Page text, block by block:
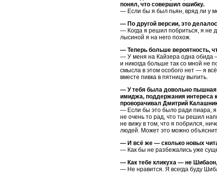
понял, что совершил ошибку.
— Если бы я был пьян, вряд ли у
— По другой версии, это
— Когда я решил побриться, я не
лысиной я на него похож.
— Теперь больше вероятность,
— У меня на Кайзера одна обида —
и никогда больше так со мной не
смысла в этом особого нет — я
вместе пивка в пятницу выпить.
— У тебя была довольно пышная
имиджа, поддержания интереса
проворачивал Дмитрий
— Если бы это было ради пиара, я
не очень то рад, что ты решил
не вижу в том, что я побрился,
людей. Может это можно
— И всё же — сколько новых
— Как бы не разбежались уже
— Как тебе кликуха — не
— Не нравится. Я всегда буду